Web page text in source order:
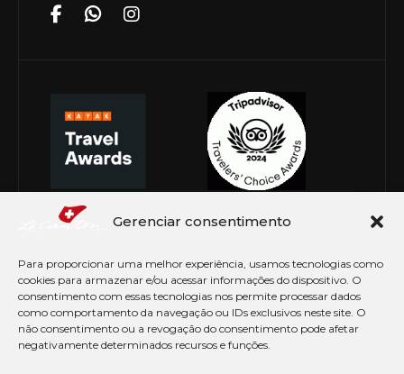
Gerenciar consentimento
Para proporcionar uma melhor experiência, usamos tecnologias como
cookies para armazenar e/ou acessar informações do dispositivo. O
consentimento com essas tecnologias nos permite processar dados
como comportamento da navegação ou IDs exclusivos neste site. O
não consentimento ou a revogação do consentimento pode afetar
negativamente determinados recursos e funções.
© Copyright 2026 Le Canton. Todos os direitos